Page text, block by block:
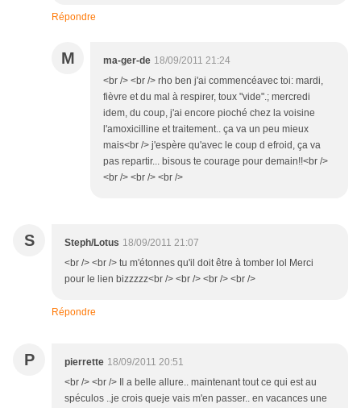
Répondre
M ma-ger-de 18/09/2011 21:24
<br /> <br /> rho ben j'ai commencéavec toi: mardi,
fièvre et du mal à respirer, toux "vide".; mercredi
idem, du coup, j'ai encore pioché chez la voisine
l'amoxicilline et traitement.. ça va un peu mieux
mais<br /> j'espère qu'avec le coup d efroid, ça va
pas repartir... bisous te courage pour demain!!<br />
<br /> <br /> <br />
S Steph/Lotus 18/09/2011 21:07
<br /> <br /> tu m'étonnes qu'il doit être à tomber lol Merci
pour le lien bizzzzz<br /> <br /> <br /> <br />
Répondre
P pierrette 18/09/2011 20:51
<br /> <br /> Il a belle allure.. maintenant tout ce qui est au
spéculos ..je crois queje vais m'en passer.. en vacances une